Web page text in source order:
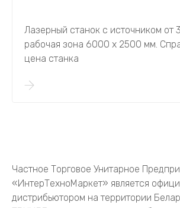
Лазерный станок с источником от
рабочая зона 6000 х 2500 мм.
цена станка
Частное Торговое Унитарное
«ИнтерТехноМаркет» является
дистрибьютором на территории